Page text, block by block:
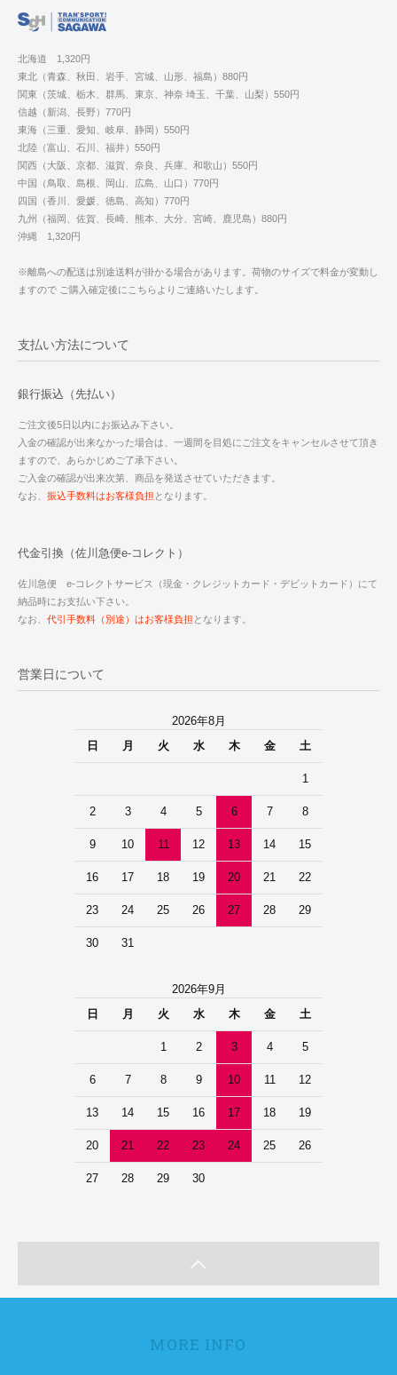
北海道 1,320円
東北（青森、秋田、岩手、宮城、山形、福島）880円
関東（茨城、栃木、群馬、東京、神奈 埼玉、千葉、山梨）550円
信越（新潟、長野）770円
東海（三重、愛知、岐阜、静岡）550円
北陸（富山、石川、福井）550円
関西（大阪、京都、滋賀、奈良、兵庫、和歌山）550円
中国（鳥取、島根、岡山、広島、山口）770円
四国（香川、愛媛、徳島、高知）770円
九州（福岡、佐賀、長崎、熊本、大分、宮崎、鹿児島）880円
沖縄 1,320円
※離島への配送は別途送料が掛かる場合があります。荷物のサイズで料金が変動し
ますので ご購入確定後にこちらよりご連絡いたします。
支払い方法について
銀行振込（先払い）
ご注文後5日以内にお振込み下さい。
入金の確認が出来なかった場合は、一週間を目処にご注文をキャンセルさせて頂き
ますので、あらかじめご了承下さい。
ご入金の確認が出来次第、商品を発送させていただきます。
なお、 振込手数料はお客様負担 となります。
代金引換（佐川急便e-コレクト）
佐川急便 e-コレクトサービス（現金・クレジットカード・デビットカード）にて
納品時にお支払い下さい。
なお、 代引手数料（別途）はお客様負担 となります。
営業日について
2026年8月
日
月 火 水 木 金 土
1
2 3 4 5 6 7 8
9 10 11 12 13 14 15
16 17 18 19 20 21 22
23 24 25 26 27 28 29
30 31
2026年9月
日
月 火 水 木 金 土
1 2 3 4 5
6 7 8 9 10 11 12
13 14 15 16 17 18 19
20 21 22 23 24 25 26
27 28 29 30
MORE INFO